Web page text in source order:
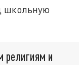
школьную
религиям и